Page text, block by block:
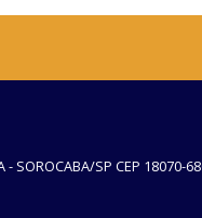
- SOROCABA/SP CEP 18070-